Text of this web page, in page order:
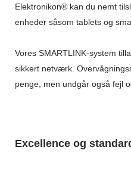
Elektronikon® kan du nemt
enheder såsom tablets og
Vores SMARTLINK-system
sikkert netværk.
penge, men undgår også fejl
Excellence og